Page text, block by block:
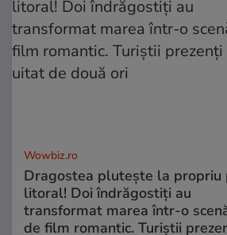
Wowbiz.ro
Dragostea plutește la propriu
litoral! Doi îndrăgostiți au
transformat marea într-o
de film romantic. Turiștii